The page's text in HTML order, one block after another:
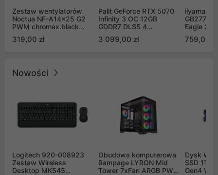
Zestaw wentylatorów
Noctua NF-A14x25 G2
PWM chromax.black
Push Pull (2szt)
319,00 zł
Palit GeForce RTX 5070
Infinity 3 OC 12GB
GDDR7 DLSS 4
GB2050S)
3 099,00 zł
iiyama G-
Eagle 27"
759,00 zł
Nowości
Logitech 920-008923
Zestaw Wireless
Desktop MK545
Obudowa komputerowa
Rampage LYRON Mid
Tower 7xFan ARGB PWM
Dysk WD
SSD 1TB
Gen4